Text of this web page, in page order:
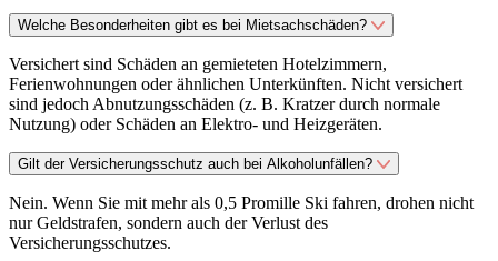
Welche Besonderheiten gibt es bei Mietsachschäden?
Versichert sind Schäden an gemieteten Hotelzimmern,
Ferienwohnungen oder ähnlichen Unterkünften. Nicht versichert
sind jedoch Abnutzungsschäden (z. B. Kratzer durch normale
Nutzung) oder Schäden an Elektro- und Heizgeräten.
Gilt der Versicherungsschutz auch bei Alkoholunfällen?
Nein. Wenn Sie mit mehr als 0,5 Promille Ski fahren, drohen nicht
nur Geldstrafen, sondern auch der Verlust des
Versicherungsschutzes.